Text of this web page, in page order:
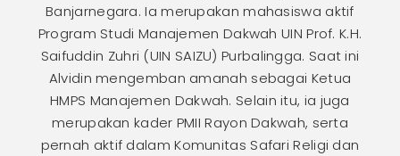
Banjarnegara. Ia merupakan mahasiswa aktif
Program Studi Manajemen Dakwah UIN Prof. K.H.
Saifuddin Zuhri (UIN SAIZU) Purbalingga. Saat ini
Alvidin mengemban amanah sebagai Ketua
HMPS Manajemen Dakwah. Selain itu, ia juga
merupakan kader PMII Rayon Dakwah, serta
pernah aktif dalam Komunitas Safari Religi dan